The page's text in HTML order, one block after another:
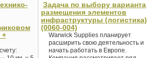
+
Задача по выбору варианта
размещения элементов
инфраструктуры (логистика)
(0060-004)
Warwick Supplies планирует
расширить свою деятельность и
начать работать в Европе.